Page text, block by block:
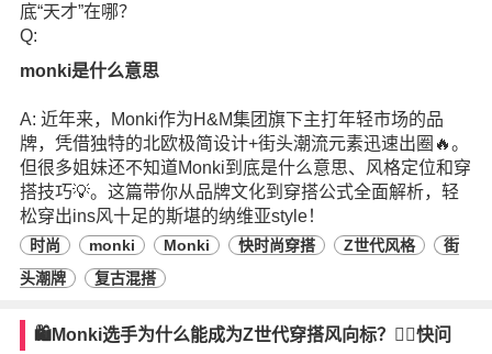
底“天才”在哪？
Q:
monki是什么意思
A: 近年来，Monki作为H&M集团旗下主打年轻市场的品
牌，凭借独特的北欧极简设计+街头潮流元素迅速出圈🔥。
但很多姐妹还不知道Monki到底是什么意思、风格定位和穿
搭技巧💡。这篇带你从品牌文化到穿搭公式全面解析，轻
松穿出ins风十足的斯堪的纳维亚style！
时尚 monki Monki 快时尚穿搭 Z世代风格
街
头潮牌
复古混搭
🛍️Monki选手为什么能成为Z世代穿搭风向标？👯‍♀️快问